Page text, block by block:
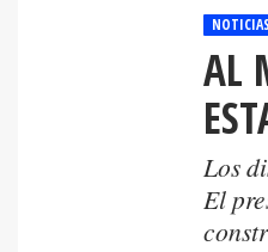
NOTICIAS
AL
Los
El